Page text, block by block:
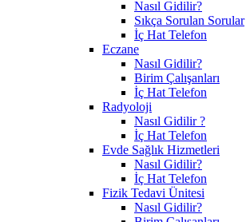
Nasıl Gidilir?
Sıkça Sorulan Sorular
İç Hat Telefon
Eczane
Nasıl Gidilir?
Birim Çalışanları
İç Hat Telefon
Radyoloji
Nasıl Gidilir ?
İç Hat Telefon
Evde Sağlık Hizmetleri
Nasıl Gidilir?
İç Hat Telefon
Fizik Tedavi Ünitesi
Nasıl Gidilir?